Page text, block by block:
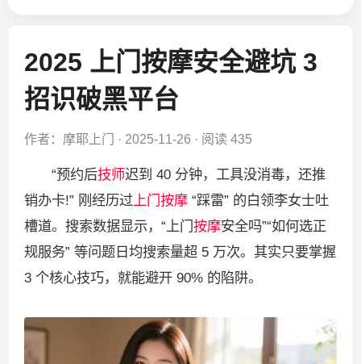
2025 上门按摩安全避坑 3
招识破黑平台
作者：摩耶上门 · 2025-11-26 · 阅读 435
“预约后技师迟到 40 分钟，工具没消毒，还推
销办卡!” 刚经历过上门按摩“踩雷” 的白领李女士吐
槽道。搜索数据显示，“上门按摩安全吗”“如何选正
规服务” 等问题日均搜索量超 5 万次。其实只要掌握
3 个核心技巧，就能避开 90% 的陷阱。